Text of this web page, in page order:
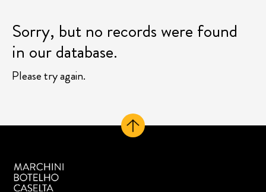
Sorry, but no records were found
in our database.
Please try again.